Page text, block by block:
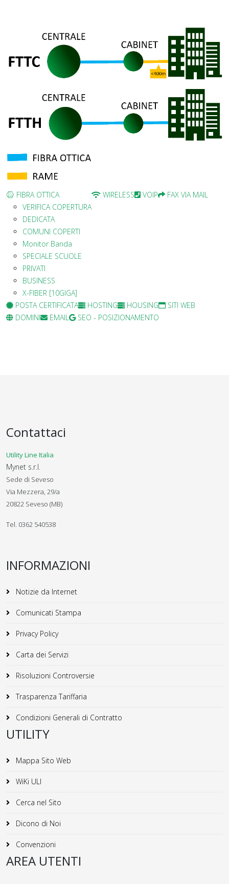
FIBRA OTTICA
VERIFICA COPERTURA
DEDICATA
COMUNI COPERTI
Monitor Banda
SPECIALE SCUOLE
PRIVATI
BUSINESS
X-FIBER [10GIGA]
WIRELESS VOIP FAX VIA MAIL
POSTA CERTIFICATA HOSTING HOUSING
SITI WEB
DOMINI
EMAIL SEO - POSIZIONAMENTO
Contattaci
Utility Line Italia
Mynet s.r.l.
Sede di Seveso
Via Mezzera, 29/a
20822 Seveso (MB)
Tel. 0362 540538
INFORMAZIONI
Notizie da Internet
Comunicati Stampa
Privacy Policy
Carta dei Servizi
Risoluzioni Controversie
Trasparenza Tariffaria
Condizioni Generali di Contratto
UTILITY
Mappa Sito Web
WiKi ULI
Cerca nel Sito
Dicono di Noi
Convenzioni
AREA UTENTI